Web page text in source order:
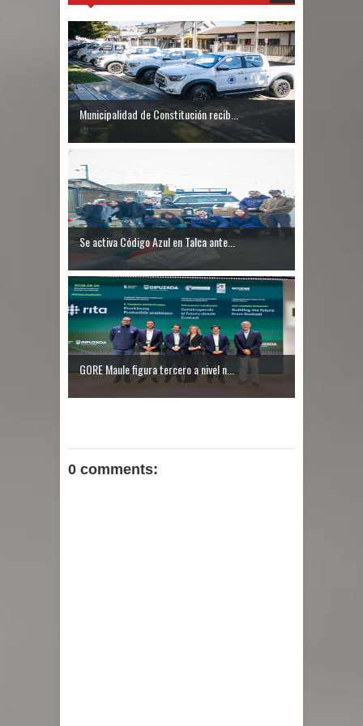
Municipalidad de Constitución recib...
Se activa Código Azul en Talca ante...
GORE Maule figura tercero a nivel n...
0 comments: